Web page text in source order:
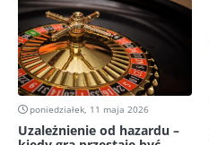
poniedziałek, 11 maja 2026
Uzależnienie od hazardu –